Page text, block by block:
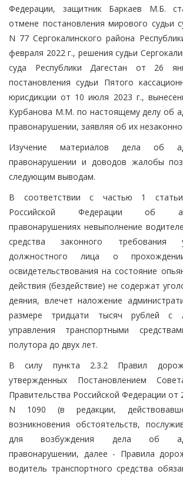
Федерации, защитник Баркаев М.Б.
отмене постановления мирового судьи
N 77 Сергокалинского района
февраля 2022 г., решения судьи
суда Республики Дагестан от 26
постановления судьи Пятого
юрисдикции от 10 июля 2023 г.,
Курбанова М.М. по настоящему делу об
правонарушении, заявляя об их
Изучение материалов дела об
правонарушении и доводов жалобы
следующим выводам.
В соответствии с частью 1
Российской Федерации об
правонарушениях невыполнение
средства законного требования
должностного лица о
освидетельствования на состояние
действия (бездействие) не содержат
деяния, влечет наложение
размере тридцати тысяч рублей с
управления транспортными
полутора до двух лет.
В силу пункта 2.3.2 Правил
утвержденных Постановлением
Правительства Российской Федерации от
N 1090 (в редакции,
возникновения обстоятельств,
для возбуждения дела об
правонарушении, далее - Правила
водитель транспортного средства